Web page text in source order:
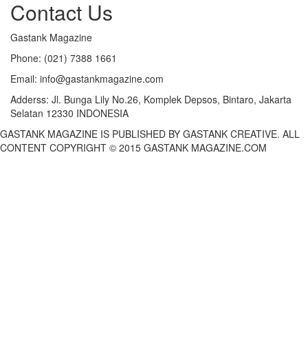
Contact Us
Gastank Magazine
Phone: (021) 7388 1661
Email: info@gastankmagazine.com
Adderss: Jl. Bunga Lily No.26, Komplek Depsos, Bintaro, Jakarta
Selatan 12330 INDONESIA
GASTANK MAGAZINE IS PUBLISHED BY GASTANK CREATIVE. ALL
CONTENT COPYRIGHT © 2015 GASTANK MAGAZINE.COM